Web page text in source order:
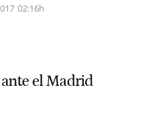
02:16h
el Madrid